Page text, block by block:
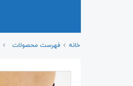
خانه فهرست محصولات